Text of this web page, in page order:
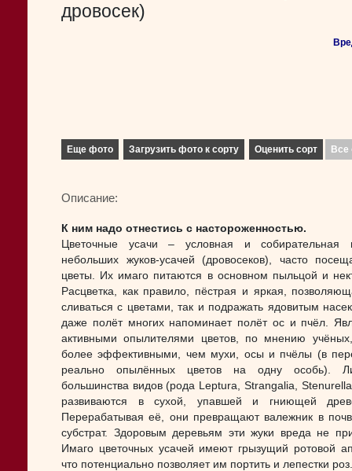
дровосек)
Еще фото Загрузить фото к сорту Оценить сорт Все
Описание:
К ним надо отнестись с настороженностью.
Цветочные усачи – условная и собирательная
небольших жуков-усачей (дровосеков), часто
цветы. Их имаго питаются в основном пыльцой и
Расцветка, как правило, пёстрая и яркая,
сливаться с цветами, так и подражать ядовитым
даже полёт многих напоминает полёт ос и пчёл.
активными опылителями цветов, по мнению
более эффективными, чем мухи, осы и пчёлы (в
реально опылённых цветов на одну особь).
большинства видов (рода Leptura, Strangalia,
развиваются в сухой, упавшей и гниющей
Перерабатывая её, они превращают валежник в
субстрат. Здоровым деревьям эти жуки вреда не
Имаго цветочных усачей имеют грызущий ротовой
что потенциально позволяет им портить и лепестки роз.